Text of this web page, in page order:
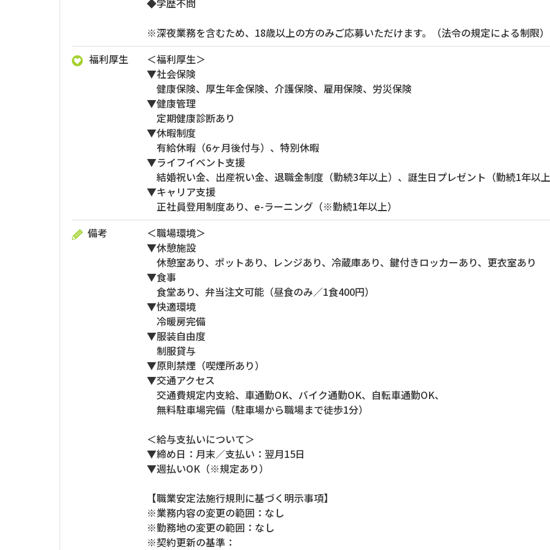
◆学歴不問
※深夜業務を含むため、18歳以上の方のみご応募いただけます。（法令の規定による制限）
福利厚生
＜福利厚生＞
▼社会保険
健康保険、厚生年金保険、介護保険、雇用保険、労災保険
▼健康管理
定期健康診断あり
▼休暇制度
有給休暇（6ヶ月後付与）、特別休暇
▼ライフイベント支援
結婚祝い金、出産祝い金、退職金制度（勤続3年以上）、誕生日プレゼント（勤続1年以
▼キャリア支援
正社員登用制度あり、e-ラーニング（※勤続1年以上）
備考
＜職場環境＞
▼休憩施設
休憩室あり、ポットあり、レンジあり、冷蔵庫あり、鍵付きロッカーあり、更衣室あり
▼食事
食堂あり、弁当注文可能（昼食のみ／1食400円）
▼快適環境
冷暖房完備
▼服装自由度
制服貸与
▼原則禁煙（喫煙所あり）
▼交通アクセス
交通費規定内支給、車通勤OK、バイク通勤OK、自転車通勤OK、
無料駐車場完備（駐車場から職場まで徒歩1分）
＜給与支払いについて＞
▼締め日：月末／支払い：翌月15日
▼週払いOK（※規定あり）
【職業安定法施行規則に基づく明示事項】
※業務内容の変更の範囲：なし
※勤務地の変更の範囲：なし
※契約更新の基準：